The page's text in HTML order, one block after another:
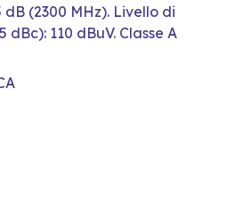
dB (2300 MHz). Livello di
110 dBuV. Classe A